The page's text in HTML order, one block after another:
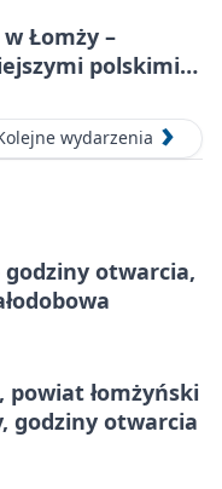
Łomży –
polskimi
wydarzenia
otwarcia,
powiat łomżyński
godziny otwarcia